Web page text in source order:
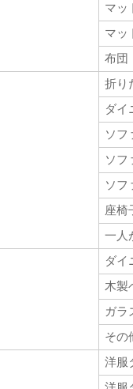
マッ
マッ
布団
折り
ダイ
ソフ
ソフ
ソフ
座椅
一人
ダイ
木製
ガラ
その
洋服